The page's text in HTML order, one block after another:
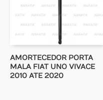
AMORTECEDOR PORTA
MALA FIAT UNO VIVACE
2010 ATE 2020